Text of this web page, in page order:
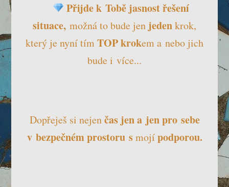
Přijde k Tobě jasnost řešení
situace, možná to bude jen jedenkrok,
který je nyní tímTOPkrokem a nebo jich
bude i více...
Dopřeješ si nejenčas jen a jen pro sebe
v bezpečném prostoru smojípodporou.